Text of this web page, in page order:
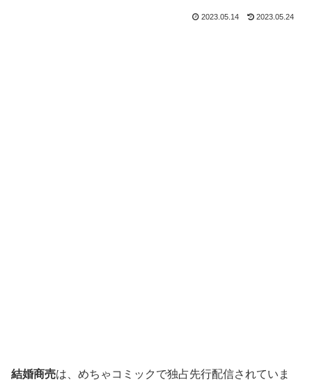
2023.05.14 2023.05.24
結婚商売は、めちゃコミックで独占先行配信されていま